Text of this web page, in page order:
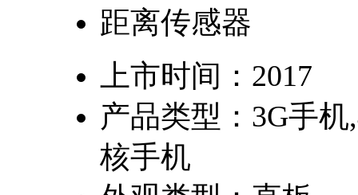
距离传感器
上市时间： 2017
产品类型： 3G手
核手机